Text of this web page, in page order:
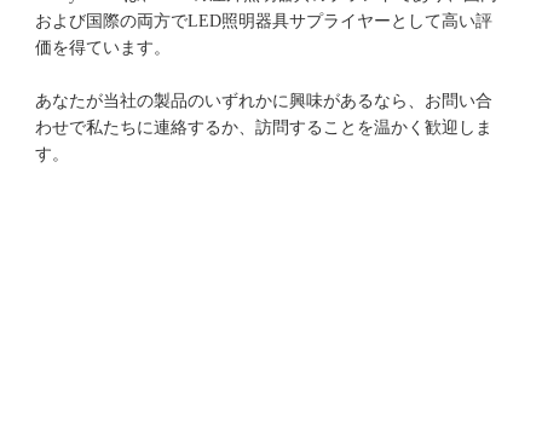
および国際の両方でLED照明器具サプライヤーとして高い評
あなたが当社の製品のいずれかに興味があるなら、お問い合
わせで私たちに連絡するか、訪問することを温かく歓迎しま